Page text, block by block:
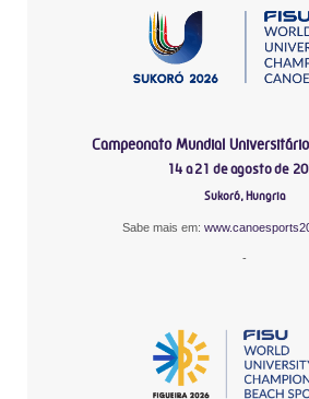
Campeonato Mundial
14 a 21 de agosto de
Sukoró, Hungria
Sabe mais em:
-